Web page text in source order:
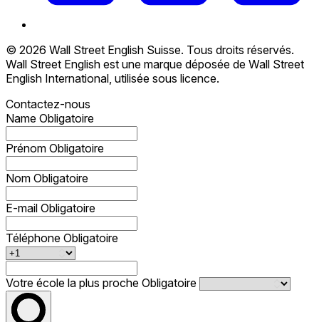
© 2026 Wall Street English Suisse. Tous droits réservés.
Wall Street English est une marque déposée de Wall Street
English International, utilisée sous licence.
Contactez-nous
Name Obligatoire
Prénom Obligatoire
Nom Obligatoire
E-mail Obligatoire
Téléphone Obligatoire
Votre école la plus proche Obligatoire